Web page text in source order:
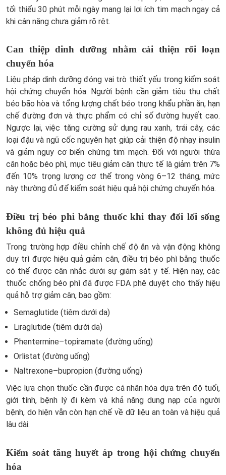
tối thiểu 30 phút mỗi ngày mang lại lợi ích tim mạch ngay cả
khi cân nặng chưa giảm rõ rệt.
Can thiệp dinh dưỡng nhằm cải thiện rối loạn
chuyển hóa
Liệu pháp dinh dưỡng đóng vai trò thiết yếu trong kiểm soát
hội chứng chuyển hóa. Người bệnh cần giảm tiêu thụ chất
béo bão hòa và tổng lượng chất béo trong khẩu phần ăn, hạn
chế đường đơn và thực phẩm có chỉ số đường huyết cao.
Ngược lại, việc tăng cường sử dụng rau xanh, trái cây, các
loại đậu và ngũ cốc nguyên hạt giúp cải thiện độ nhạy insulin
và giảm nguy cơ biến chứng tim mạch. Đối với người thừa
cân hoặc béo phì, mục tiêu giảm cân thực tế là giảm trên 7%
đến 10% trọng lượng cơ thể trong vòng 6–12 tháng, mức
này thường đủ để kiểm soát hiệu quả hội chứng chuyển hóa.
Điều trị béo phì bằng thuốc khi thay đổi lối sống
không đủ hiệu quả
Trong trường hợp điều chỉnh chế độ ăn và vận động không
duy trì được hiệu quả giảm cân, điều trị béo phì bằng thuốc
có thể được cân nhắc dưới sự giám sát y tế. Hiện nay, các
thuốc chống béo phì đã được FDA phê duyệt cho thấy hiệu
quả hỗ trợ giảm cân, bao gồm:
Semaglutide (tiêm dưới da)
Liraglutide (tiêm dưới da)
Phentermine–topiramate (đường uống)
Orlistat (đường uống)
Naltrexone–bupropion (đường uống)
Việc lựa chọn thuốc cần được cá nhân hóa dựa trên độ tuổi,
giới tính, bệnh lý đi kèm và khả năng dung nạp của người
bệnh, do hiện vẫn còn hạn chế về dữ liệu an toàn và hiệu quả
lâu dài.
Kiểm soát tăng huyết áp trong hội chứng chuyển
hóa